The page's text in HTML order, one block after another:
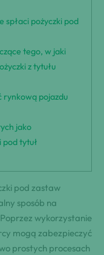
spłaci pożyczki pod
tego, w jaki
z tytułu
rynkową pojazdu
jako
pod tytuł
pod zastaw
sposób na
wykorzystanie
mogą zabezpieczyć
prostych procesach